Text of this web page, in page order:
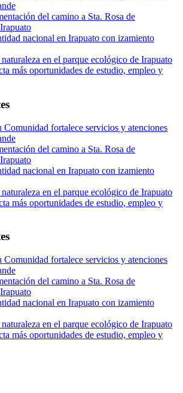
del camino a Sta. Rosa de
nacional en Irapuato con izamiento
en el parque ecológico de Irapuato
más oportunidades de estudio, empleo y
Comunidad fortalece servicios y atenciones
del camino a Sta. Rosa de
nacional en Irapuato con izamiento
en el parque ecológico de Irapuato
más oportunidades de estudio, empleo y
Comunidad fortalece servicios y atenciones
del camino a Sta. Rosa de
nacional en Irapuato con izamiento
en el parque ecológico de Irapuato
más oportunidades de estudio, empleo y